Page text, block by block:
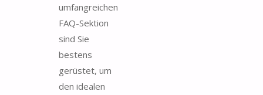
umfangreichen
FAQ-Sektion
sind Sie
bestens
gerüstet, um
den idealen